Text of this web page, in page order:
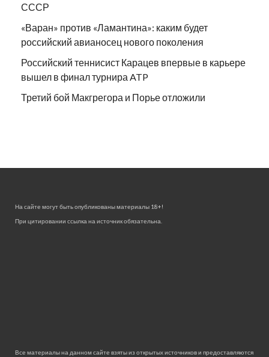
СССР
«Варан» против «Ламантина»: каким будет
российский авианосец нового поколения
Российский теннисист Карацев впервые в карьере
вышел в финал турнира ATP
Третий бой Макгрегора и Порье отложили
На сайте могут быть опубликованы материалы 18+!
При цитировании ссылка на источник обязательна.
Все материалы на данном сайте взяты из открытых источников и предоставляются